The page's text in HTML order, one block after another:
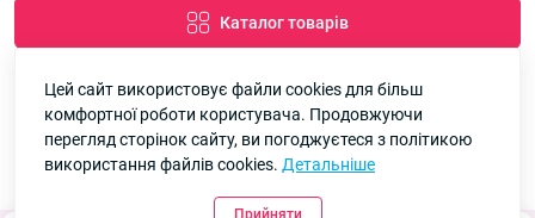
Каталог товарів
7км Одеса — Одяг і аксесуари оптом © 2026
Рейтинг
Цей сайт використовує файли cookies для більш
комфортної роботи користувача. Продовжуючи
перегляд сторінок сайту, ви погоджуєтеся з політикою
використання файлів cookies. Детальніше
Прийняти